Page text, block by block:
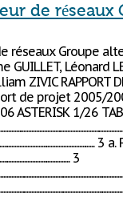
de réseaux
réseaux Groupe
GUILLET, Léonard
ZIVIC RAPPORT
de projet 2005/
ASTERISK 1/26
3